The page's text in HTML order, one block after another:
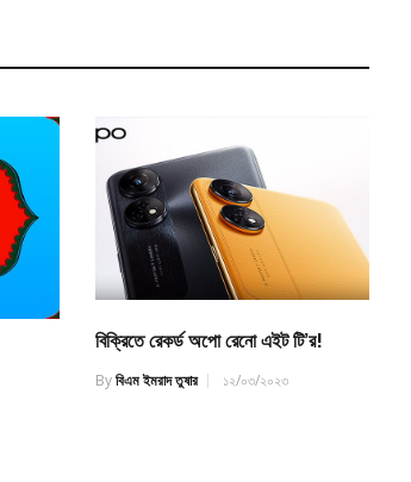
বিক্রিতে রেকর্ড অপো রেনো এইট টি’র!
Byবিএম ইমরাদ তুষার ১২/০৩/২০২৩